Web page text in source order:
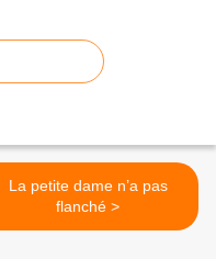
La petite dame n’a pas
flanché >